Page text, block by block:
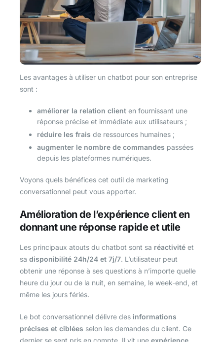
Les avantages à utiliser un chatbot pour son entreprise
sont :
améliorer la relation client en fournissant une
réponse précise et immédiate aux utilisateurs ;
réduire les frais de ressources humaines ;
augmenter le nombre de commandes passées
depuis les plateformes numériques.
Voyons quels bénéfices cet outil de marketing
conversationnel peut vous apporter.
Amélioration de l’expérience client en
donnant une réponse rapide et utile
Les principaux atouts du chatbot sont sa réactivité et
sa disponibilité 24h/24 et 7j/7. L’utilisateur peut
obtenir une réponse à ses questions à n’importe quelle
heure du jour ou de la nuit, en semaine, le week-end, et
même les jours fériés.
Le bot conversationnel délivre des informations
précises et ciblées selon les demandes du client. Ce
dernier se sent pris en compte. Il vit une expérience